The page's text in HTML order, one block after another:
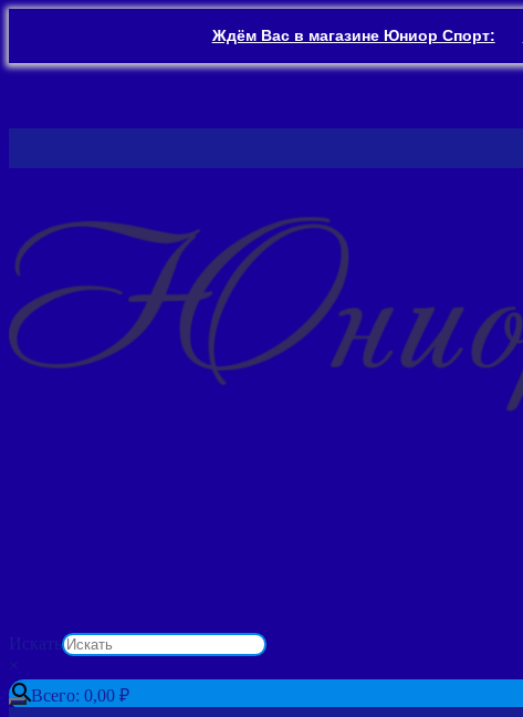
Ждём Вас в магазине Юниор Спорт:
Искать
×
Всего: 0,00 ₽